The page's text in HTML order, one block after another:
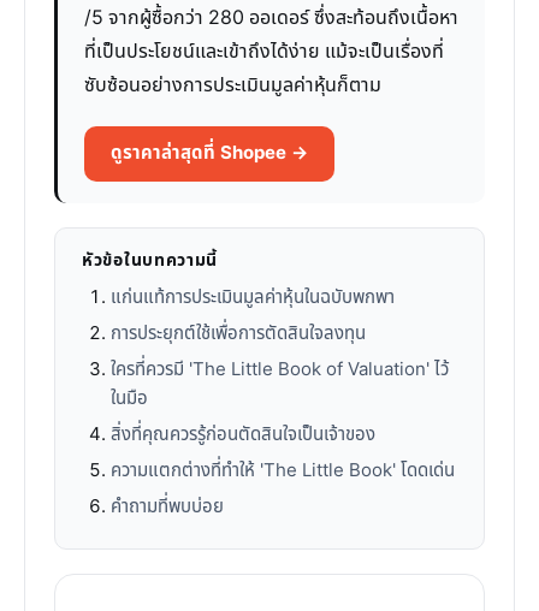
/5 จากผู้ซื้อกว่า 280 ออเดอร์ ซึ่งสะท้อนถึงเนื้อหา
ที่เป็นประโยชน์และเข้าถึงได้ง่าย แม้จะเป็นเรื่องที่
ซับซ้อนอย่างการประเมินมูลค่าหุ้นก็ตาม
ดูราคาล่าสุดที่ Shopee →
หัวข้อในบทความนี้
แก่นแท้การประเมินมูลค่าหุ้นในฉบับพกพา
การประยุกต์ใช้เพื่อการตัดสินใจลงทุน
ใครที่ควรมี 'The Little Book of Valuation' ไว้
ในมือ
สิ่งที่คุณควรรู้ก่อนตัดสินใจเป็นเจ้าของ
ความแตกต่างที่ทำให้ 'The Little Book' โดดเด่น
คำถามที่พบบ่อย